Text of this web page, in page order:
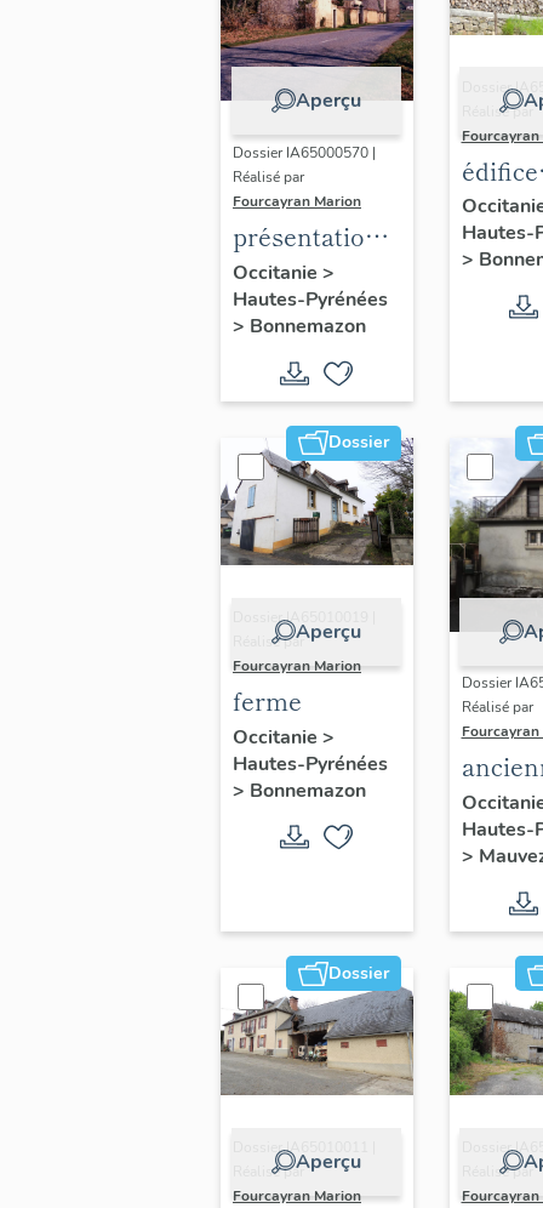
Aperçu
Dossier IA65000570 |
Réalisé par
Fourcayran Marion
présentation
de la
commune de
Bonnemazon
Occitanie >
Hautes-Pyrénées
> Bonnemazon
Dossier
Réalisé par
Fourcayran
édifice
Hautes-
>
Dossier
Aperçu
Dossier IA65010019 |
Réalisé par
Fourcayran Marion
ferme
Occitanie >
Hautes-Pyrénées
> Bonnemazon
Dossier
Réalisé par
ferme
Hautes-
>
Dossier
Aperçu
Dossier IA65010011 |
Réalisé par
Fourcayran Marion
Dossier
Réalisé par
Fourcayran